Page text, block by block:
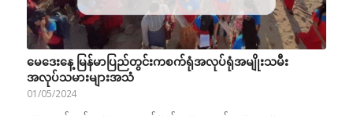
မေဒေးနေ့ မြန်မာပြည်တွင်းကစက်ရုံအလုပ်ရုံအမျိုးသမီး
အလုပ်သမားများအသံ
01/05/2024